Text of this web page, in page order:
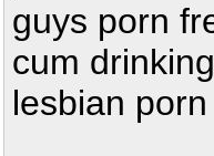
guys porn
cum
lesbian